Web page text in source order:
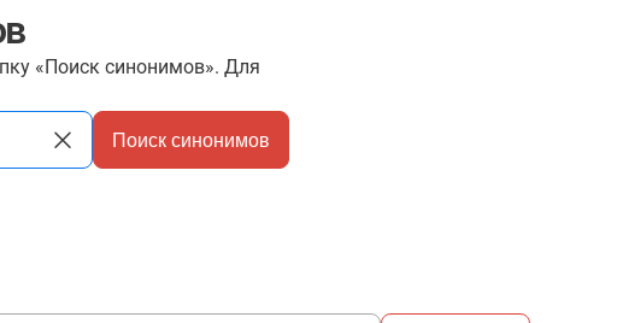
«Поиск синонимов». Для
Поиск синонимов